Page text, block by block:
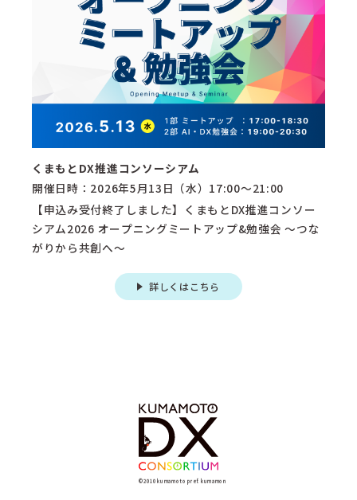
くまもとDX推進コンソーシアム
開催日時：2026年5月13日（水）17:00～21:00
【申込み受付終了しました】くまもとDX推進コンソー
シアム2026 オープニングミートアップ&勉強会 〜つな
がりから共創へ〜
詳しくはこちら
©2010 kumamoto pref. kumamon